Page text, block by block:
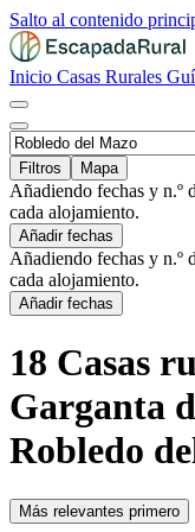
Salto al contenido
Inicio Casas Rurales
Filtros
Mapa
Añadiendo fechas y n.º
cada alojamiento.
Añadir fechas
Añadiendo fechas y n.º
cada alojamiento.
Añadir fechas
18 Casas
Garganta
Robledo
Más relevantes primero